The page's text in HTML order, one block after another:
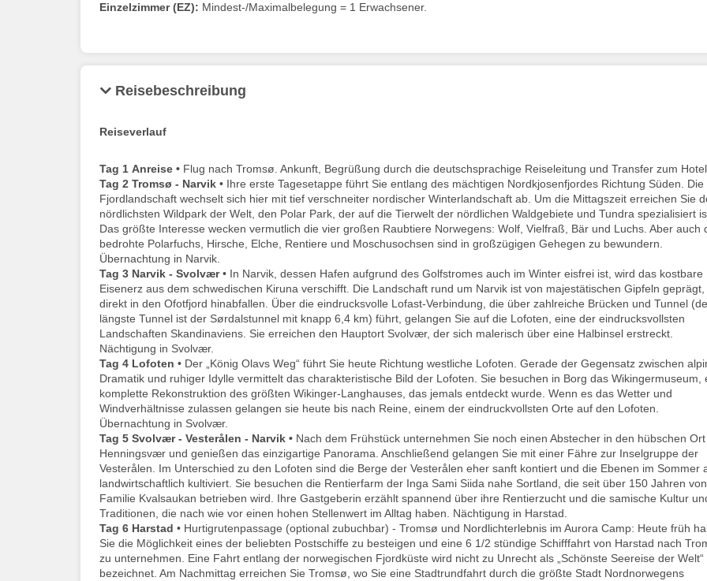
Einzelzimmer (EZ): Mindest-/Maximalbelegung = 1 Erwachsener.
Reisebeschreibung
Reiseverlauf
Tag 1 Anreise • Flug nach Tromsø. Ankunft, Begrüßung durch die deutschsprachige Reiseleitung und Transfer zum
Tag 2 Tromsø - Narvik • Ihre erste Tagesetappe führt Sie entlang des mächtigen Nordkjosenfjordes Richtung Süden. Die
Fjordlandschaft wechselt sich hier mit tief verschneiter nordischer Winterlandschaft ab. Um die Mittagszeit erreichen Sie
nördlichsten Wildpark der Welt, den Polar Park, der auf die Tierwelt der nördlichen Waldgebiete und Tundra spezialisiert
Das größte Interesse wecken vermutlich die vier großen Raubtiere Norwegens: Wolf, Vielfraß, Bär und Luchs. Aber auch
bedrohte Polarfuchs, Hirsche, Elche, Rentiere und Moschusochsen sind in großzügigen Gehegen zu bewundern.
Übernachtung in Narvik.
Tag 3 Narvik - Svolvær• In Narvik, dessen Hafen aufgrund des Golfstromes auch im Winter eisfrei ist, wird das kostbare
Eisenerz aus dem schwedischen Kiruna verschifft. Die Landschaft rund um Narvik ist von majestätischen Gipfeln geprägt,
direkt in den Ofotfjord hinabfallen. Über die eindrucksvolle Lofast-Verbindung, die über zahlreiche Brücken und Tunnel
längste Tunnel ist der Sørdalstunnel mit knapp 6,4 km) führt, gelangen Sie auf die Lofoten, eine der eindrucksvollsten
Landschaften Skandinaviens. Sie erreichen den Hauptort Svolvær, der sich malerisch über eine Halbinsel erstreckt.
Nächtigung in Svolvær.
Tag 4 Lofoten • Der „König Olavs Weg“ führt Sie heute Richtung westliche Lofoten. Gerade der Gegensatz zwischen
Dramatik und ruhiger Idylle vermittelt das charakteristische Bild der Lofoten. Sie besuchen in Borg das Wikingermuseum,
komplette Rekonstruktion des größten Wikinger-Langhauses, das jemals entdeckt wurde. Wenn es das Wetter und
Windverhältnisse zulassen gelangen sie heute bis nach Reine, einem der eindruckvollsten Orte auf den Lofoten.
Übernachtung in Svolvær.
Tag 5 Svolvær - Vesterålen - Narvik • Nach dem Frühstück unternehmen Sie noch einen Abstecher in den hübschen Ort
Henningsvær und genießen das einzigartige Panorama. Anschließend gelangen Sie mit einer Fähre zur Inselgruppe der
Vesterålen. Im Unterschied zu den Lofoten sind die Berge der Vesterålen eher sanft kontiert und die Ebenen im Sommer
landwirtschaftlich kultiviert. Sie besuchen die Rentierfarm der Inga Sami Siida nahe Sortland, die seit über 150 Jahren
Familie Kvalsaukan betrieben wird. Ihre Gastgeberin erzählt spannend über ihre Rentierzucht und die samische Kultur
Traditionen, die nach wie vor einen hohen Stellenwert im Alltag haben. Nächtigung in Harstad.
Tag 6 Harstad • Hurtigrutenpassage (optional zubuchbar) - Tromsø und Nordlichterlebnis im Aurora Camp: Heute früh
Sie die Möglichkeit eines der beliebten Postschiffe zu besteigen und eine 6 1/2 stündige Schifffahrt von Harstad nach
zu unternehmen. Eine Fahrt entlang der norwegischen Fjordküste wird nicht zu Unrecht als „Schönste Seereise der Welt“
bezeichnet. Am Nachmittag erreichen Sie Tromsø, wo Sie eine Stadtrundfahrt durch die größte Stadt Nordnorwegens